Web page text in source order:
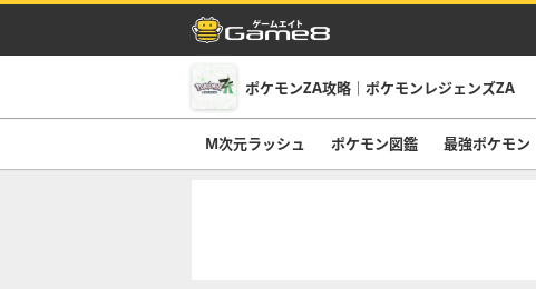
ポケモンZA攻略｜ポケモンレジェンズZA
M次元ラッシュ ポケモン図鑑 最強ポケモン